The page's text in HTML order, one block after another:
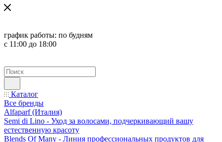
график работы: по будням
с 11:00 до 18:00
Каталог
Все бренды
Alfaparf (Италия)
Semi di Lino - Уход за волосами, подчеркивающий вашу
естественную красоту
Blends Of Many - Линия профессиональных продуктов для